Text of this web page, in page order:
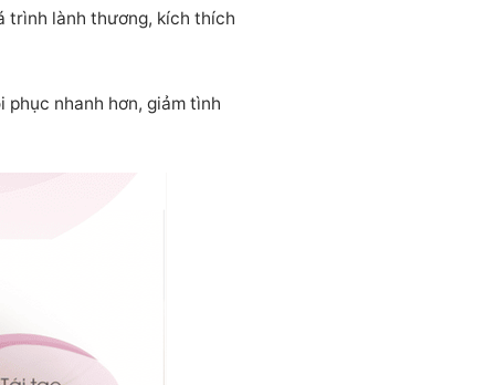
trình lành thương, kích thích
phục nhanh hơn, giảm tình